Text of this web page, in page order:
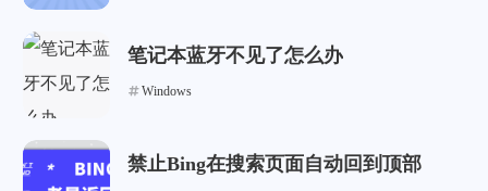
笔记本蓝牙不见了怎么办
Windows
禁止Bing在搜索页面自动回到顶部